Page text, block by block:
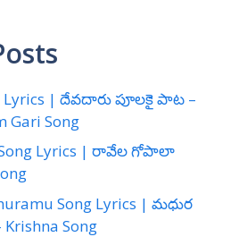
Lyrics | దేవదారు పూలకై పాట –
Gari Song
Song Lyrics | రావేల గోపాలా
Song Lyrics | మధుర
Song